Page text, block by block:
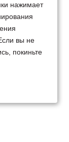
нажимает
вы не
покиньте